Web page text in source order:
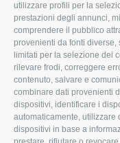
utilizzare profili per la
prestazioni degli annunci,
comprendere il pubblico
provenienti da fonti
limitati per la selezione dei
rilevare frodi, correggere
contenuto, salvare e
combinare dati provenienti
dispositivi, identificare i
automaticamente, utilizzare
dispositivi in base a
I Nostri Servizi
Uffici della Sede
provinciale
Le Sedi di Zona
Agricoltori S.r.l.
Whistleblowing
Confagricoltura
Agricoltori srl